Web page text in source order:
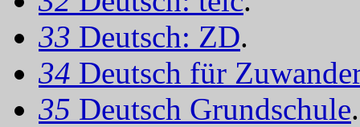
33 Deutsch: ZD.
34 Deutsch für
35 Deutsch Grundschule.